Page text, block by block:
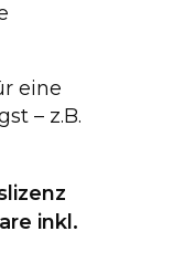
eine
– z.B.
inkl.